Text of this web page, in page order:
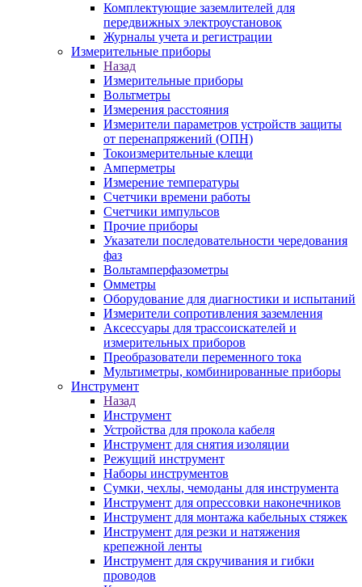
Комплектующие заземлителей для
передвижных электроустановок
Журналы учета и регистрации
Измерительные приборы
Назад
Измерительные приборы
Вольтметры
Измерения расстояния
Измерители параметров устройств защиты
от перенапряжений (ОПН)
Токоизмерительные клещи
Амперметры
Измерение температуры
Счетчики времени работы
Счетчики импульсов
Прочие приборы
Указатели последовательности чередования
фаз
Вольтамперфазометры
Омметры
Оборудование для диагностики и испытаний
Измерители сопротивления заземления
Аксессуары для трассоискателей и
измерительных приборов
Преобразователи переменного тока
Мультиметры, комбинированные приборы
Инструмент
Назад
Инструмент
Устройства для прокола кабеля
Инструмент для снятия изоляции
Режущий инструмент
Наборы инструментов
Сумки, чехлы, чемоданы для инструмента
Инструмент для опрессовки наконечников
Инструмент для монтажа кабельных стяжек
Инструмент для резки и натяжения
крепежной ленты
Инструмент для скручивания и гибки
проводов